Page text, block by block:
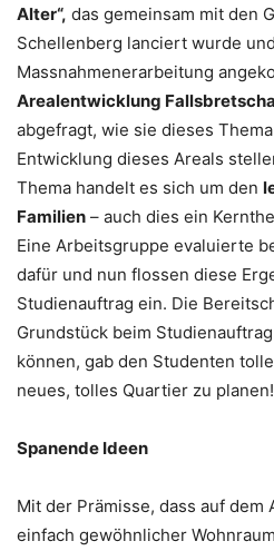
Alter“, das gemeinsam mit den
Schellenberg lanciert wurde
Massnahmenerarbeitung
Arealentwicklung Fallsbretscha
abgefragt, wie sie dieses
Entwicklung dieses Areals
Thema handelt es sich um den
Familien – auch dies ein
Eine Arbeitsgruppe evaluierte
dafür und nun flossen diese
Studienauftrag ein. Die
Grundstück beim
können, gab den Studenten
neues, tolles Quartier zu planen!
Spanende Ideen
Mit der Prämisse, dass auf dem
einfach gewöhnlicher